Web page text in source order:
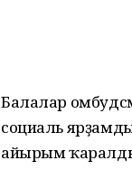
Балалар
социаль
айырым